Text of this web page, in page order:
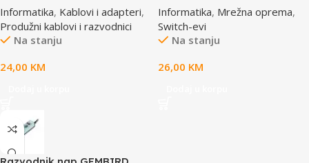
prekidač,3m, osigurač,
prenaponska zaštita
Informatika, Kablovi i adapteri,
Produžni kablovi i razvodnici
Na stanju
24,00 KM
Informatika, Mrežna oprema,
Switch-evi
Na stanju
26,00 KM